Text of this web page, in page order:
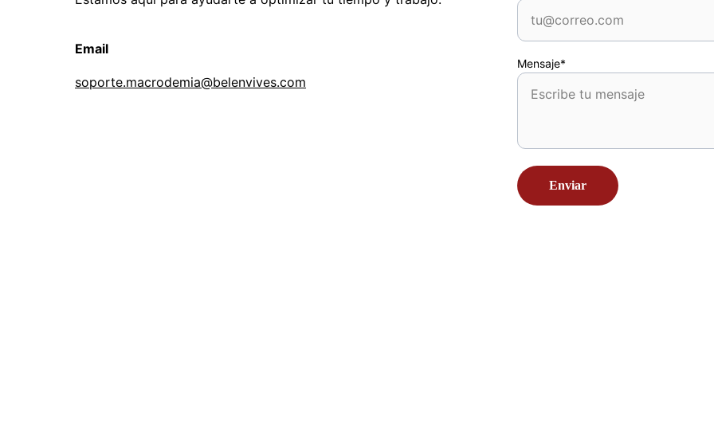
Email
soporte.macrodemia@belenvives.com
Mensaje*
Enviar